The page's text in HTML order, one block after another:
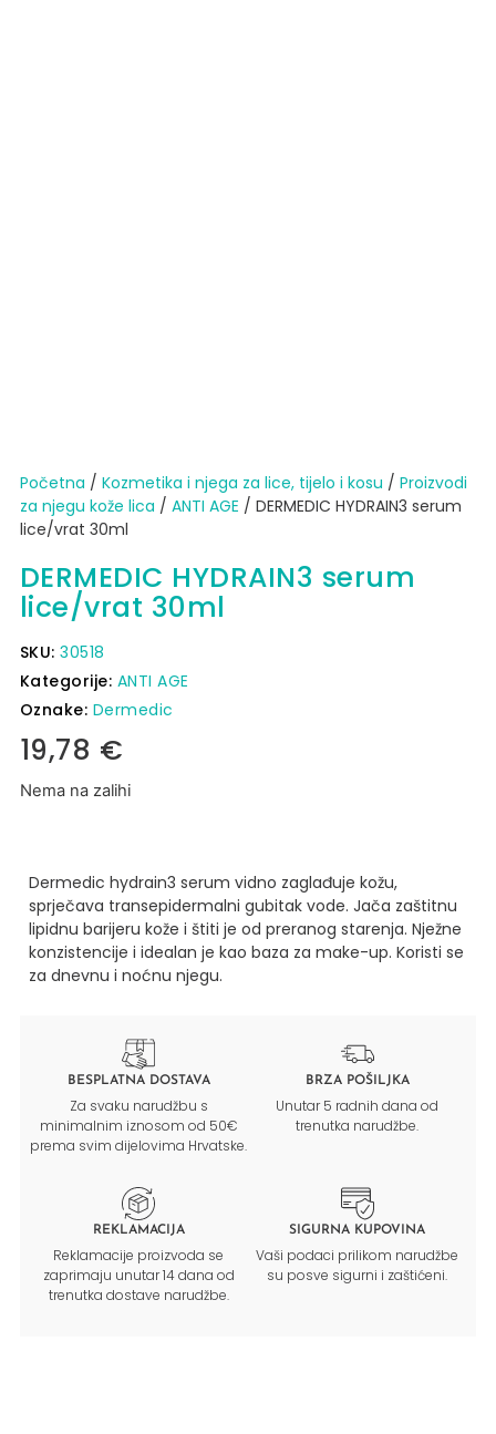
Početna / Kozmetika i njega za lice, tijelo i kosu / Proizvodi
za njegu kože lica / ANTI AGE / DERMEDIC HYDRAIN3 serum
lice/vrat 30ml
DERMEDIC HYDRAIN3 serum
lice/vrat 30ml
SKU:30518
Kategorije: ANTI AGE
Oznake: Dermedic
19,78 €
Nema na zalihi
Dermedic hydrain3 serum vidno zaglađuje kožu,
sprječava transepidermalni gubitak vode. Jača zaštitnu
lipidnu barijeru kože i štiti je od preranog starenja. Nježne
konzistencije i idealan je kao baza za make-up. Koristi se
za dnevnu i noćnu njegu.
BESPLATNA DOSTAVA
Za svaku narudžbu s
minimalnim iznosom od 50€
prema svim dijelovima Hrvatske.
BRZA POŠILJKA
Unutar 5 radnih dana od
trenutka narudžbe.
REKLAMACIJA
Reklamacije proizvoda se
zaprimaju unutar 14 dana od
trenutka dostave narudžbe.
SIGURNA KUPOVINA
Vaši podaci prilikom narudžbe
su posve sigurni i zaštićeni.